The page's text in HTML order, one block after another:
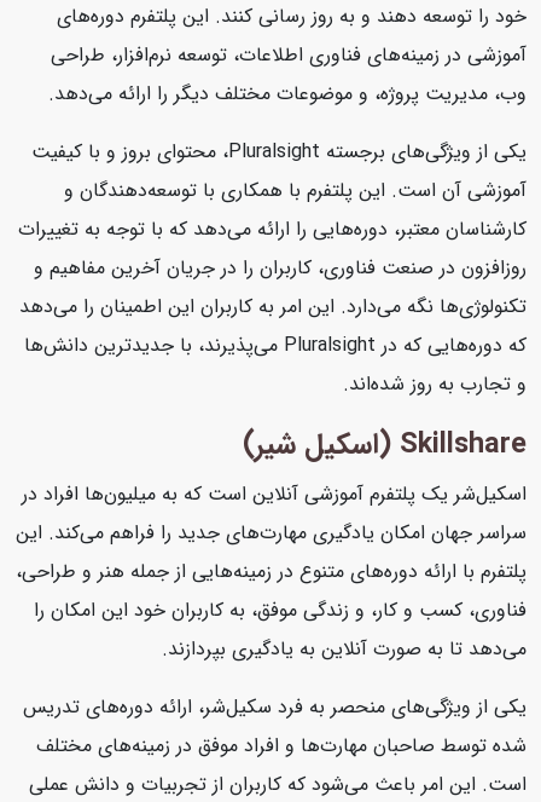
خود را توسعه دهند و به روز رسانی کنند. این پلتفرم دوره‌های
آموزشی در زمینه‌های فناوری اطلاعات، توسعه نرم‌افزار، طراحی
وب، مدیریت پروژه، و موضوعات مختلف دیگر را ارائه می‌دهد.
یکی از ویژگی‌های برجسته Pluralsight، محتوای بروز و با کیفیت
آموزشی آن است. این پلتفرم با همکاری با توسعه‌دهندگان و
کارشناسان معتبر، دوره‌هایی را ارائه می‌دهد که با توجه به تغییرات
روزافزون در صنعت فناوری، کاربران را در جریان آخرین مفاهیم و
تکنولوژی‌ها نگه می‌دارد. این امر به کاربران این اطمینان را می‌دهد
که دوره‌هایی که در Pluralsight می‌پذیرند، با جدیدترین دانش‌ها
و تجارب به روز شده‌اند.
Skillshare (اسکیل شیر)
اسکیل‌شر یک پلتفرم آموزشی آنلاین است که به میلیون‌ها افراد در
سراسر جهان امکان یادگیری مهارت‌های جدید را فراهم می‌کند. این
پلتفرم با ارائه دوره‌های متنوع در زمینه‌هایی از جمله هنر و طراحی،
فناوری، کسب و کار، و زندگی موفق، به کاربران خود این امکان را
می‌دهد تا به صورت آنلاین به یادگیری بپردازند.
یکی از ویژگی‌های منحصر به فرد سکیل‌شر، ارائه دوره‌های تدریس
شده توسط صاحبان مهارت‌ها و افراد موفق در زمینه‌های مختلف
است. این امر باعث می‌شود که کاربران از تجربیات و دانش عملی